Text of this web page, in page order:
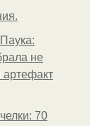
не
артефакт
70